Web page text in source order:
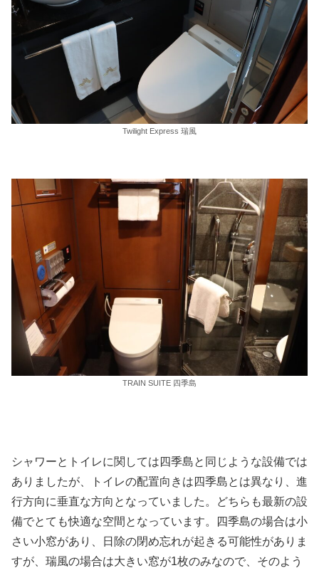
Twilight Express 瑞風
TRAIN SUITE 四季島
シャワーとトイレに関しては四季島と同じような設備では
ありましたが、トイレの配置向きは四季島とは異なり、進
行方向に垂直な方向となっていました。どちらも最新の設
備でとても快適な空間となっています。四季島の場合は小
さい小窓があり、日除の閉め忘れが起きる可能性がありま
すが、瑞風の場合は大きい窓が1枚のみなので、そのよう